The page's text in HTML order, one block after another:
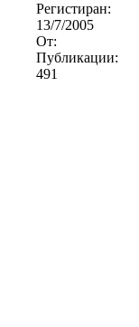
Регистиран:
13/7/2005
От:
Публикации:
491